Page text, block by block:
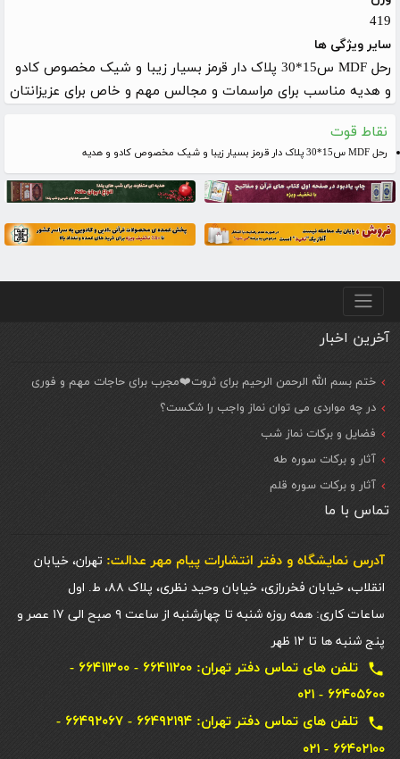
419
سایر ویژگی ها
رحل MDF س15*30 پلاک دار قرمز بسیار زیبا و شیک مخصوص کادو
و هدیه مناسب برای مراسمات و مجالس مهم و خاص برای عزیزانتان
نقاط قوت
رحل MDF س15*30 پلاک دار قرمز بسیار زیبا و شیک مخصوص کادو و هدیه
منو پایین
آخرین اخبار
ختم بسم الله الرحمن الرحیم برای ثروت❤️مجرب برای حاجات مهم و فوری
در چه مواردی می توان نماز واجب را شکست؟
فضایل و برکات نماز شب
آثار و برکات سوره طه
آثار و برکات سوره قلم
تماس با ما
آدرس نمایشگاه و دفتر انتشارات پيام مهر عدالت: تهران، خیابان
انقلاب، خیابان فخررازی، خیابان وحید نظری، پلاک ۸۸، ط. اول
ساعات کاری: همه روزه شنبه تا چهارشنبه از ساعت ۹ صبح الی ۱۷ عصر و
پنج شنبه ها تا ۱۲ ظهر
local_phone
تلفن های تماس دفتر تهران: ۶۶۴۱۱۲۰۰ - ۶۶۴۱۱۳۰۰ -
۶۶۴۰۵۶۰۰ - ۰۲۱
local_phone
تلفن های تماس دفتر تهران: ۶۶۴۹۲۱۹۴ - ۶۶۴۹۲۰۶۷ -
۶۶۴۰۲۱۰۰ - ۰۲۱